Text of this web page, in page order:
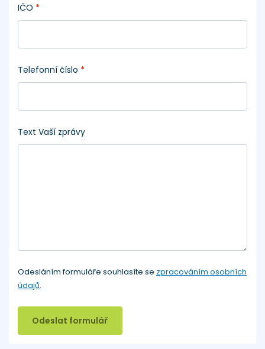
IČO *
Telefonní číslo *
Text Vaší zprávy
Odesláním formuláře souhlasíte se zpracováním osobních
údajů.
Odeslat formulář